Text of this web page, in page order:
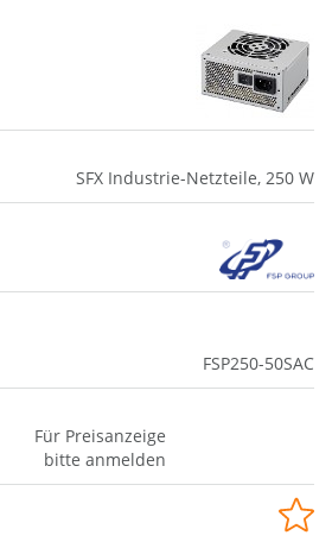
SFX Industrie-Netzteile, 250 W
FSP250-50SAC
Für Preisanzeige
bitte anmelden